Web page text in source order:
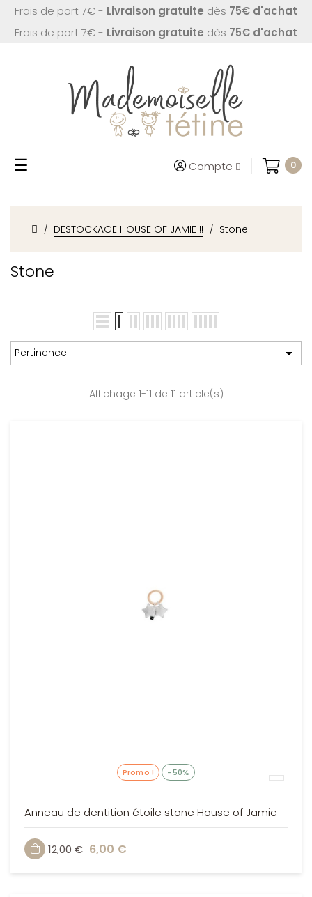
Frais de port 7€ - Livraison gratuite dès 75€ d'achat
Frais de port 7€ - Livraison gratuite dès 75€ d'achat
Basculer
☰ Compte 0
DESTOCKAGE HOUSE OF JAMIE !! Stone
Stone
Pertinence 
Affichage 1-11 de 11 article(s)
Promo ! -50%
Anneau de dentition étoile stone House of Jamie
12,00 € 6,00 €